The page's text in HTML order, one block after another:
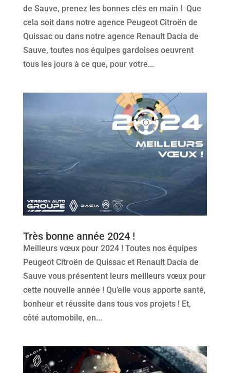
de Sauve, prenez les bonnes clés en main ! Que
cela soit dans notre agence Peugeot Citroën de
Quissac ou dans notre agence Renault Dacia de
Sauve, toutes nos équipes gardoises oeuvrent
tous les jours à ce que, pour votre...
Très bonne année 2024 !
Meilleurs vœux pour 2024 ! Toutes nos équipes
Peugeot Citroën de Quissac et Renault Dacia de
Sauve vous présentent leurs meilleurs vœux pour
cette nouvelle année ! Qu’elle vous apporte santé,
bonheur et réussite dans tous vos projets ! Et,
côté automobile, en...